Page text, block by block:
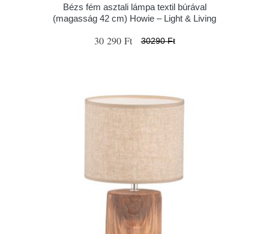
Bézs fém asztali lámpa textil búrával
(magasság 42 cm) Howie – Light & Living
30 290 Ft 30290 Ft